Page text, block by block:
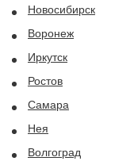
Новосибирск
Воронеж
Иркутск
Ростов
Самара
Нея
Волгоград